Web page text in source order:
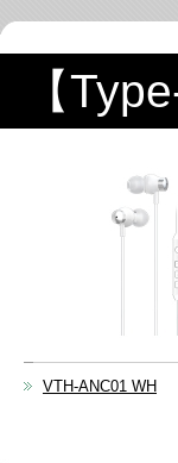
【
VTH-ANC01 WH